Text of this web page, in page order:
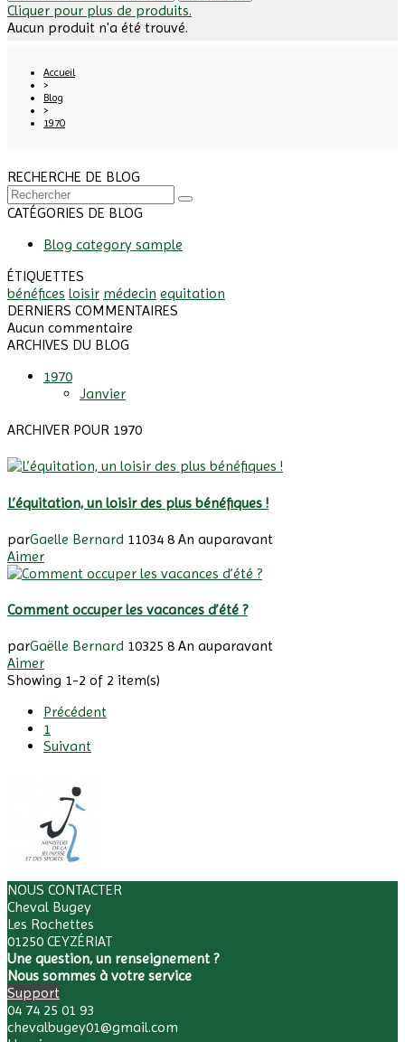
Cliquer pour plus de produits.
Aucun produit n'a été trouvé.
Accueil
>
Blog
>
1970
RECHERCHE DE BLOG
CATÉGORIES DE BLOG
Blog category sample
ÉTIQUETTES
bénéfices loisir médecin equitation
DERNIERS COMMENTAIRES
Aucun commentaire
ARCHIVES DU BLOG
1970
Janvier
ARCHIVER POUR 1970
L’équitation, un loisir des plus bénéfiques !
parGaelle Bernard 11034 8 An auparavant
Aimer
Comment occuper les vacances d’été ?
parGaëlle Bernard 10325 8 An auparavant
Aimer
Showing 1-2 of 2 item(s)
Précédent
1
Suivant
NOUS CONTACTER
Cheval Bugey
Les Rochettes
01250 CEYZÉRIAT
Une question, un renseignement ?
Nous sommes à votre service
Support
04 74 25 01 93
chevalbugey01@gmail.com